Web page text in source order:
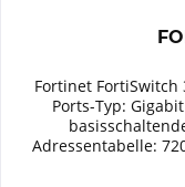
Fortinet FortiSwitch
Ports-Typ:
Adressentabelle: